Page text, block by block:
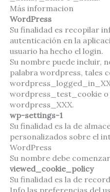
Más informacion
WordPress
Su finalidad es recopilar
autenticación en la
usuario ha hecho el login.
Su nombre puede incluir,
palabra wordpress, tales
wordpress_test_cookie o
wordpress_XXX.
wp-settings-1
Su finalidad es la de
personalizados sobre el
WordPress
Su nombre debe
viewed_cookie_policy
Su finalidad es la de
Info las preferencias del